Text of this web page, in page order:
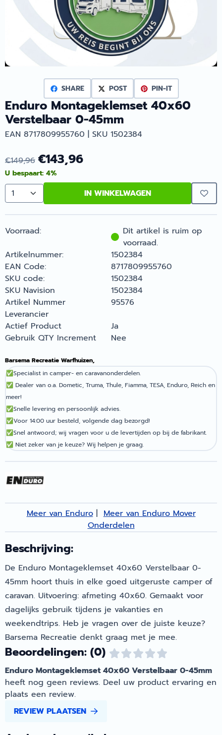
SHARE POST PIN-IT
Enduro Montageklemset 40x60
Verstelbaar 0-45mm
EAN 8717809955760 | SKU 1502384
€149,96 €143,96
U bespaart: 4%
Aantal IN WINKELWAGEN
Voorraad:
Dit artikel is ruim op
voorraad.
Artikelnummer:
1502384
EAN Code:
8717809955760
SKU code:
1502384
SKU Navision
1502384
Artikel Nummer
Leverancier
95576
Actief Product
Ja
Gebruik QTY Increment
Nee
Barsema Recreatie Warfhuizen,
✅Specialist in camper- en caravanonderdelen.
✅ Dealer van o.a. Dometic, Truma, Thule, Fiamma, TESA, Enduro, Reich en
meer!
✅Snelle levering en persoonlijk advies.
✅Voor 14:00 uur besteld, volgende dag bezorgd!
✅Snel antwoord; wij vragen voor u de levertijden op bij de fabrikant.
✅ Niet zeker van je keuze? Wij helpen je graag.
Meer van Enduro|Meer van Enduro Mover
Onderdelen
Beschrijving:
De Enduro Montageklemset 40x60 Verstelbaar 0-
45mm hoort thuis in elke goed uitgeruste camper of
caravan. Uitvoering: afmeting 40x60. Gemaakt voor
dagelijks gebruik tijdens je vakanties en
weekendtrips. Heb je vragen over de juiste keuze?
Barsema Recreatie denkt graag met je mee.
Beoordelingen: (0)
Enduro Montageklemset 40x60 Verstelbaar 0-45mm
heeft nog geen reviews. Deel uw product ervaring en
plaats een review.
REVIEW PLAATSEN